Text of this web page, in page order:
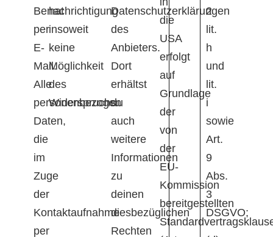
Benachrichtigung
per
E-
Mail.
Alle
personenbezogen
Daten,
die
im
Zuge
der
Kontaktaufnahme
per
hat
insoweit
keine
Möglichkeit
des
Widerspruchs.
Datenschutzerklärungen
des
Anbieters.
Dort
erhältst
du
auch
weitere
Informationen
zu
deinen
diesbezüglichen
Rechten
die
USA
erfolgt
auf
Grundlage
der
von
der
EU-
Kommission
bereitgestellten
2
lit.
h
und
lit.
i
sowie
Art.
9
Abs.
3
DSGVO;